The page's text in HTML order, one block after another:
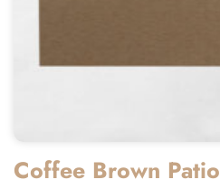
Coffee Brown Patio